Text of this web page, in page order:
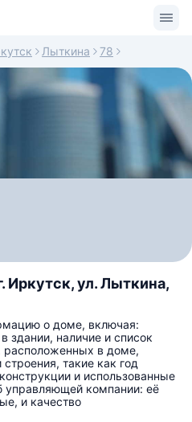
Лыткина 78
Иркутск, ул. Лыткина,
о доме, включая:
здании, наличие и список
расположенных в доме,
такие как год
и использованные
компании: её
и качество